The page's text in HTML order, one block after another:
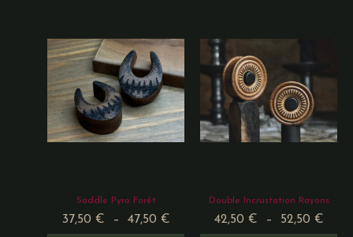
Saddle Pyro Forêt
37,50 € – 47,50 €
Double Incrustation Rayons
42,50 € – 52,50 €